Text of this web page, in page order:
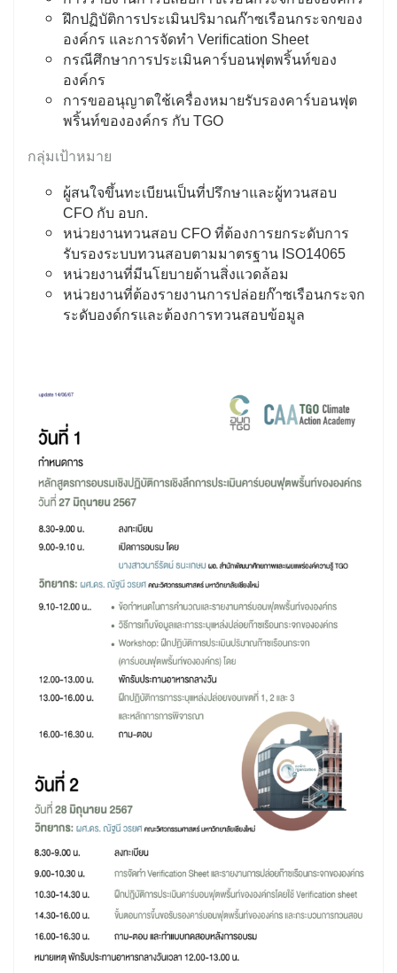
ฝึกปฏิบัติการประเมินปริมาณก๊าซเรือนกระจกของ
องค์กร และการจัดทำ Verification Sheet
กรณีศึกษาการประเมินคาร์บอนฟุตพริ้นท์ของ
องค์กร
การขออนุญาตใช้เครื่องหมายรับรองคาร์บอนฟุต
พริ้นท์ขององค์กร กับ TGO
กลุ่มเป้าหมาย
ผู้สนใจขึ้นทะเบียนเป็นที่ปรึกษาและผู้ทวนสอบ
CFO กับ อบก.
หน่วยงานทวนสอบ CFO ที่ต้องการยกระดับการ
รับรองระบบทวนสอบตามมาตรฐาน ISO14065
หน่วยงานที่มีนโยบายด้านสิ่งแวดล้อม
หน่วยงานที่ต้องรายงานการปล่อยก๊าซเรือนกระจก
ระดับองด์กรและต้องการทวนสอบข้อมูล